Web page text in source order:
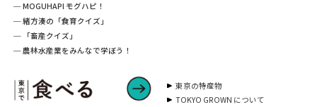
─ MOGUHAPI モグハピ！
─ 緒方湊の「食育クイズ」
─ 「畜産クイズ」
─ 農林水産業をみんなで学ぼう！
東京の特産物
TOKYO GROWN について